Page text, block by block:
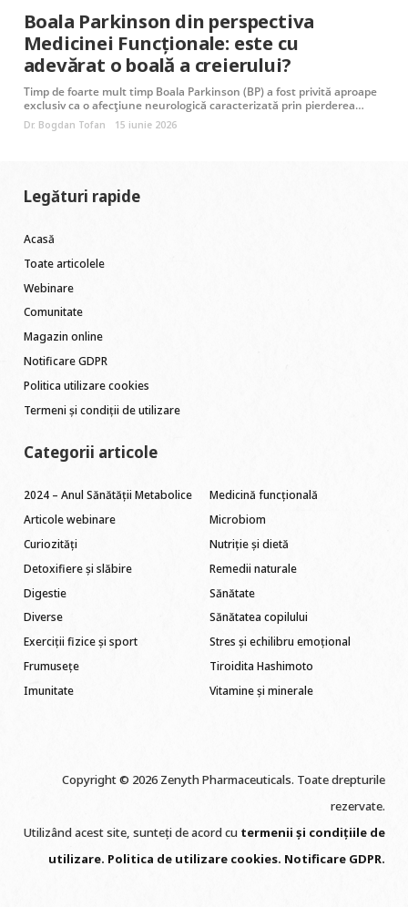
Boala Parkinson din perspectiva
Medicinei Funcționale: este cu
adevărat o boală a creierului?
Timp de foarte mult timp Boala Parkinson (BP) a fost privită aproape
exclusiv ca o afecțiune neurologică caracterizată prin pierderea…
Dr. Bogdan Tofan 15 iunie 2026
Legături rapide
Acasă
Toate articolele
Webinare
Comunitate
Magazin online
Notificare GDPR
Politica utilizare cookies
Termeni și condiții de utilizare
Categorii articole
2024 – Anul Sănătății Metabolice
Articole webinare
Curiozități
Detoxifiere și slăbire
Digestie
Diverse
Exerciții fizice și sport
Frumusețe
Imunitate
Medicină funcțională
Microbiom
Nutriție și dietă
Remedii naturale
Sănătate
Sănătatea copilului
Stres și echilibru emoțional
Tiroidita Hashimoto
Vitamine și minerale
Copyright © 2026 Zenyth Pharmaceuticals. Toate drepturile
rezervate.
Utilizând acest site, sunteți de acord cu termenii și condițiile de
utilizare. Politica de utilizare cookies. Notificare GDPR.